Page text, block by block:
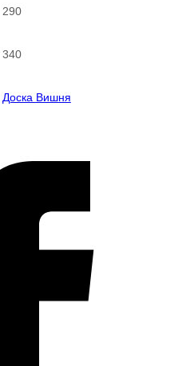
290
340
Доска Вишня